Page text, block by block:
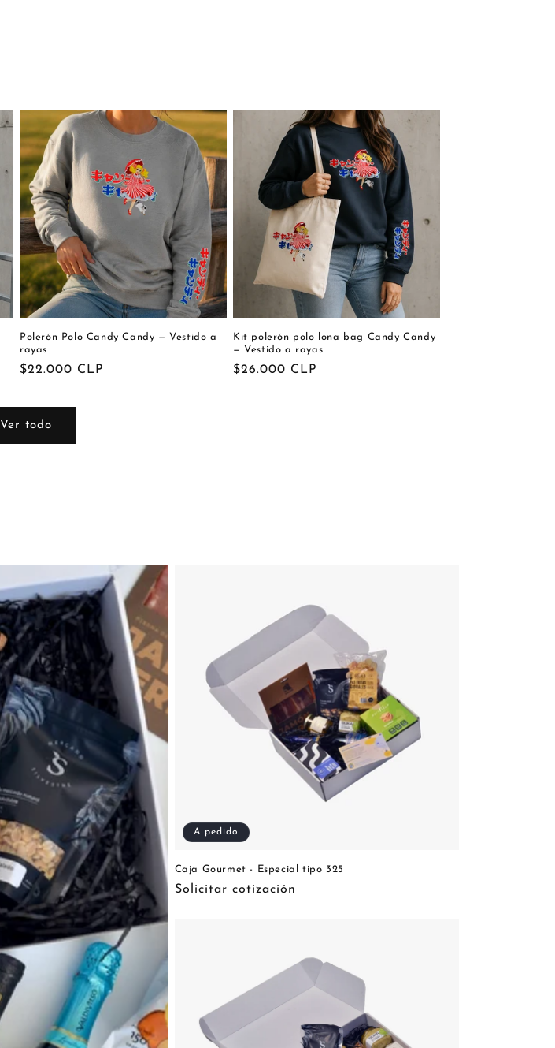
Polerón Polo Candy Candy — Vestido a
rayas
Precio
$22.000 CLP
Kit polerón polo lona bag Candy Candy
— Vestido a rayas
Precio
$26.000 CLP
Ver todo
A pedido
Caja Gourmet - Especial tipo 325
Solicitar cotización